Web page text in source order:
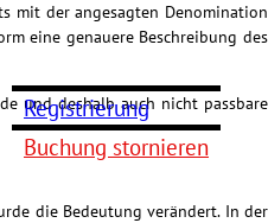
Registrierung
Buchung stornieren
mit der angesagten Denomination
eine genauere Beschreibung des
und deshalb auch nicht passbare
die Bedeutung verändert. In der